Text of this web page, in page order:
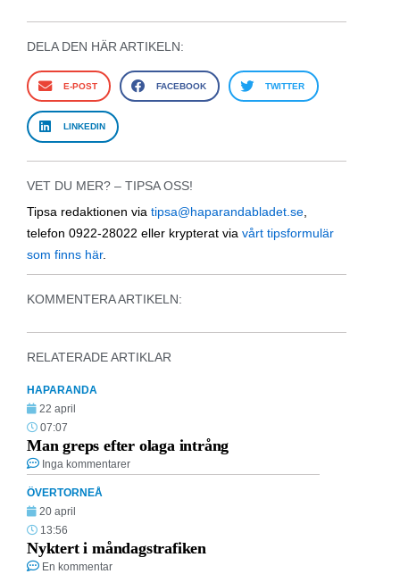
DELA DEN HÄR ARTIKELN:
E-POST FACEBOOK TWITTER
LINKEDIN
VET DU MER? – TIPSA OSS!
Tipsa redaktionen via tipsa@haparandabladet.se
telefon 0922-28022 eller krypterat via vårt tipsformulär
som finns här.
KOMMENTERA ARTIKELN:
RELATERADE ARTIKLAR
HAPARANDA
22 april
07:07
Man greps efter olaga intrång
Inga kommentarer
ÖVERTORNEÅ
20 april
13:56
Nyktert i måndagstrafiken
En kommentar